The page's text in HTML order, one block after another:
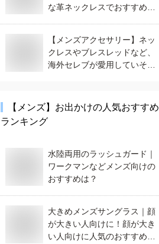
な革ネックレスでおすすめ
【メンズアクセサリー】ネッ
クレスやブレスレッドなど、
海外セレブが愛用していそう
【メンズ】 お出かけの人気おすすめ
ランキング
水陸両用のラッシュガード｜
ワークマンなどメンズ向けの
おすすめは？
大きめメンズサングラス｜顔
が大きい人向けに！顔が大き
い人向けに人気のおすすめ